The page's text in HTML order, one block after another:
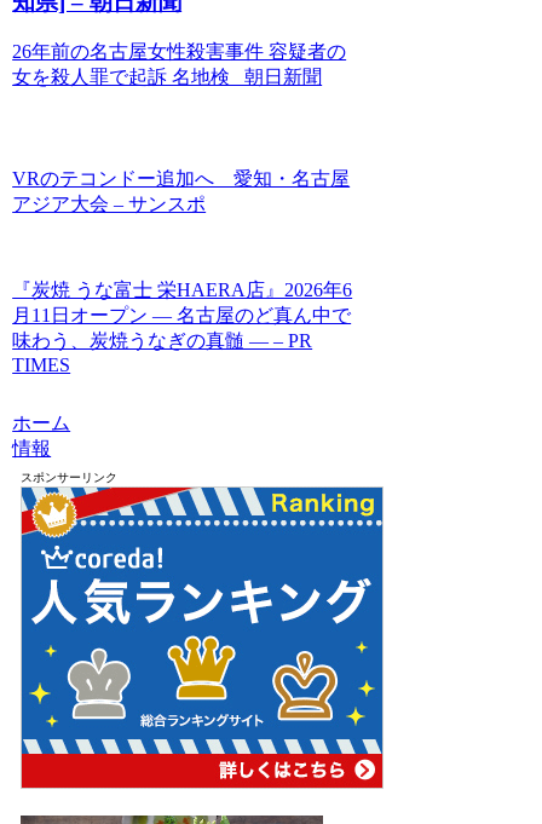
26年前の名古屋女性殺害事件 容疑者の
女を殺人罪で起訴 名地検 朝日新聞
VRのテコンドー追加へ 愛知・名古屋
アジア大会 – サンスポ
『炭焼 うな富士 栄HAERA店』2026年6
月11日オープン ― 名古屋のど真ん中で
味わう、炭焼うなぎの真髄 ― – PR
TIMES
ホーム
情報
スポンサーリンク